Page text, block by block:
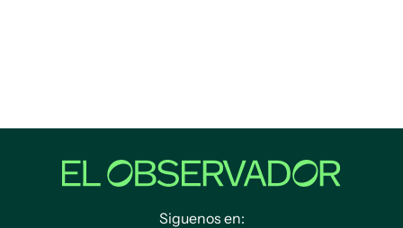
Siguenos en: